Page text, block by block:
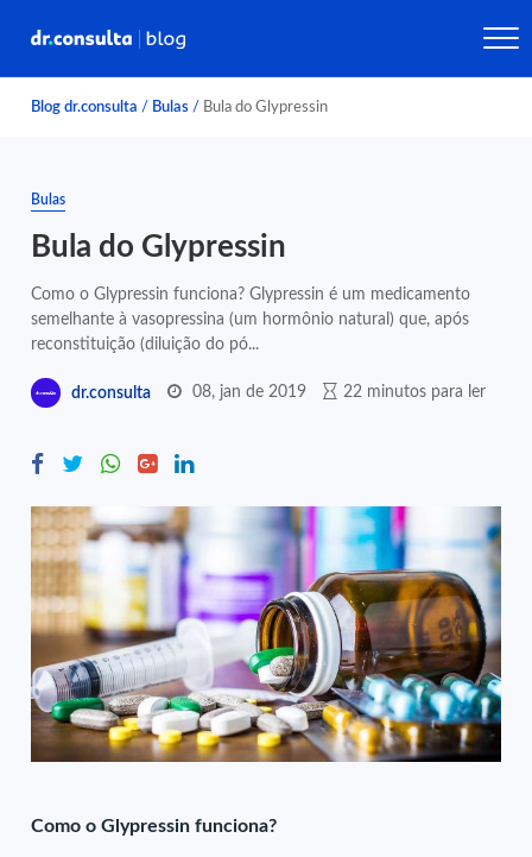
Blog dr.consulta / Bulas / Bula do Glypressin
Bulas
Bula do Glypressin
Como o Glypressin funciona? Glypressin é um medicamento
semelhante à vasopressina (um hormônio natural) que, após
reconstituição (diluição do pó...
dr.consulta 08, jan de 2019 22 minutos para ler
Como o Glypressin funciona?